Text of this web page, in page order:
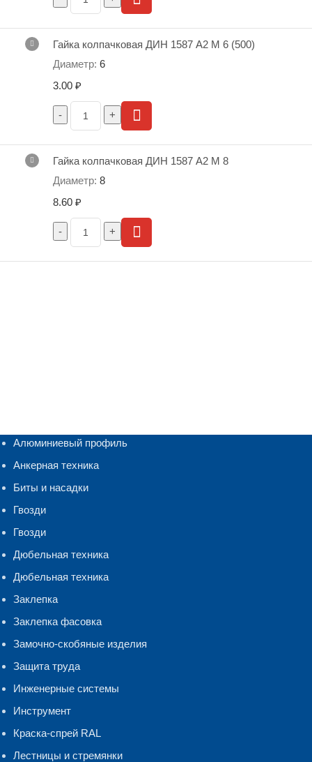
Скрыть характеристики
Гайка колпачковая ДИН 1587 А2 М 6 (500)
6
3.00 ₽
Гайка колпачковая ДИН 1587 А2 М 8
8
8.60 ₽
Алюминиевый профиль
Анкерная техника
Биты и насадки
Гвозди
Гвозди
Дюбельная техника
Дюбельная техника
Заклепка
Заклепка фасовка
Замочно-скобяные изделия
Защита труда
Инженерные системы
Инструмент
Краска-спрей RAL
Лестницы и стремянки